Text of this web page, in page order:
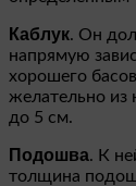
Каблук. Он
напрямую
хорошего
желательно из
до 5 см.
Подошва. К
толщина